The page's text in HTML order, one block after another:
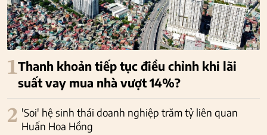
1Thanh khoản tiếp tục điều chỉnh khi lãi
suất vay mua nhà vượt 14%?
2 'Soi' hệ sinh thái doanh nghiệp trăm tỷ liên quan
Huấn Hoa Hồng